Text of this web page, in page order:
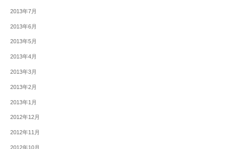
2013年7月
2013年6月
2013年5月
2013年4月
2013年3月
2013年2月
2013年1月
2012年12月
2012年11月
2012年10月